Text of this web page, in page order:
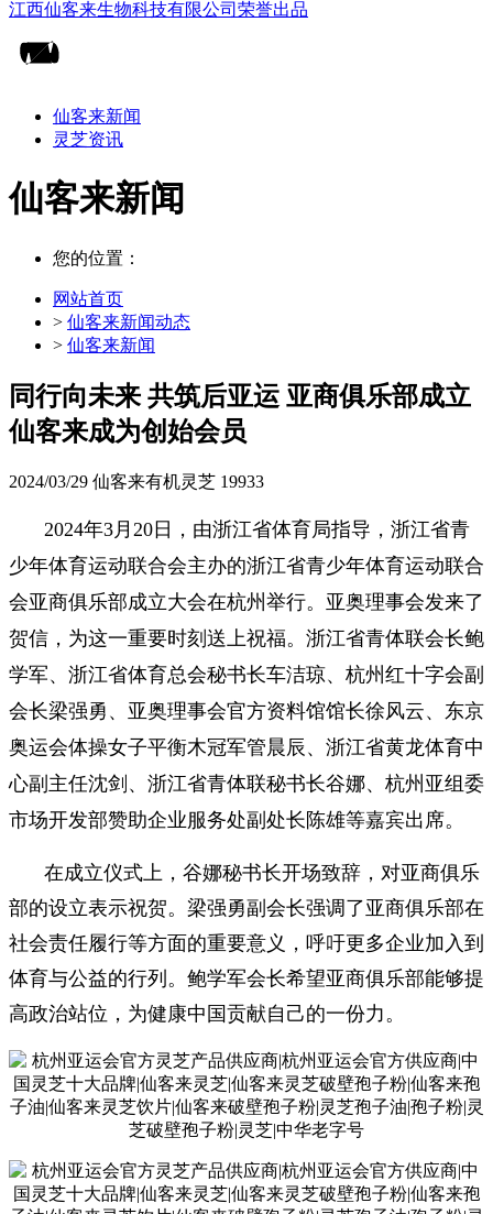
仙客来新闻
灵芝资讯
仙客来新闻
您的位置：
网站首页
> 仙客来新闻动态
> 仙客来新闻
同行向未来 共筑后亚运 亚商俱乐部成立
仙客来成为创始会员
2024/03/29 仙客来有机灵芝 19933
2024年3月20日，由浙江省体育局指导，浙江省青
少年体育运动联合会主办的浙江省青少年体育运动联合
会亚商俱乐部成立大会在杭州举行。亚奥理事会发来了
贺信，为这一重要时刻送上祝福。浙江省青体联会长鲍
学军、浙江省体育总会秘书长车洁琼、杭州红十字会副
会长梁强勇、亚奥理事会官方资料馆馆长徐风云、东京
奥运会体操女子平衡木冠军管晨辰、浙江省黄龙体育中
心副主任沈剑、浙江省青体联秘书长谷娜、 杭州亚组委
市场开发部赞助企业服务处副处长陈雄等嘉宾出席。
在成立仪式上，谷娜秘书长开场致辞，对亚商俱乐
部的设立表示祝贺。梁强勇副会长强调了亚商俱乐部在
社会责任履行等方面的重要意义，呼吁更多企业加入到
体育与公益的行列。鲍学军会长希望亚商俱乐部能够提
高政治站位，为健康中国贡献自己的一份力。